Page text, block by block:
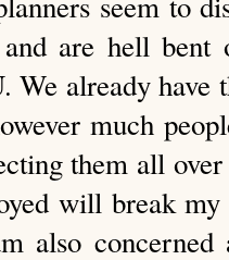
are hell bent
already have
much
them all
will break
also